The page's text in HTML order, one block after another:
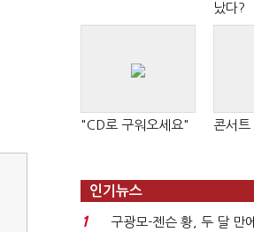
났다?
"CD로 구워오세요" 콘서트
인기뉴스
1
구광모-젠슨 황, 두 달 만